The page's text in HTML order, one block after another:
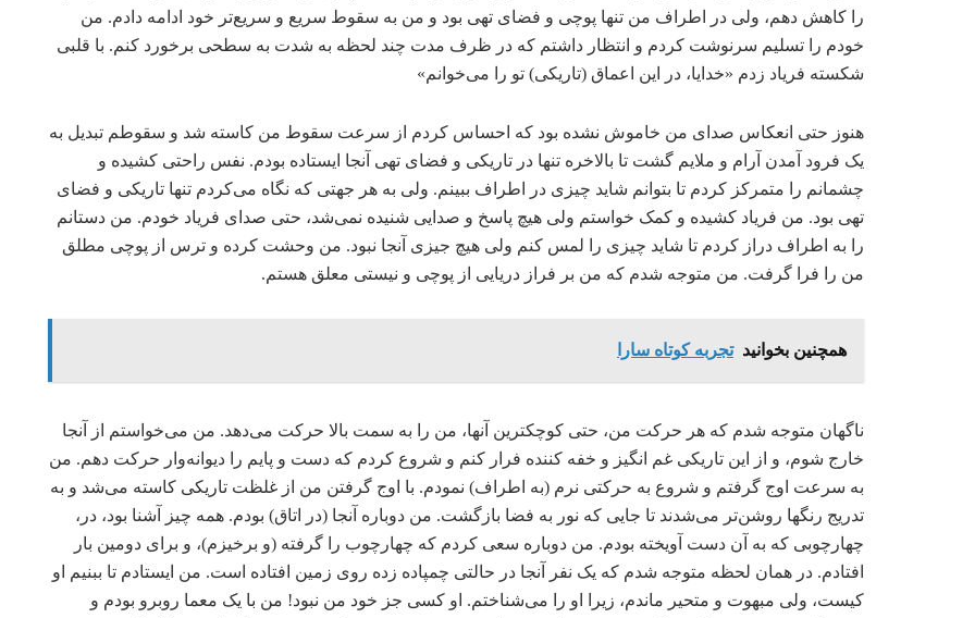
را کاهش دهم، ولی در اطراف من تنها پوچی و فضای تهی بود و من به سقوط سریع و سریع‌تر خود ادامه دادم. من
خودم را تسلیم سرنوشت کردم و انتظار داشتم که در ظرف مدت چند لحظه به شدت به سطحی برخورد کنم. با قلبی
شکسته فریاد زدم «خدایا، در این اعماق (تاریکی) تو را می‌خوانم»
هنوز حتی انعکاس صدای من خاموش نشده بود که احساس کردم از سرعت سقوط من کاسته شد و سقوطم تبدیل به
یک فرود آمدن آرام و ملایم گشت تا بالاخره تنها در تاریکی و فضای تهی آنجا ایستاده بودم. نفس راحتی کشیده و
چشمانم را متمرکز کردم تا بتوانم شاید چیزی در اطراف ببینم. ولی به هر جهتی که نگاه می‌کردم تنها تاریکی و فضای
تهی بود. من فریاد کشیده و کمک خواستم ولی هیچ پاسخ و صدایی شنیده نمی‌شد، حتی صدای فریاد خودم. من دستانم
را به اطراف دراز کردم تا شاید چیزی را لمس کنم ولی هیچ جیزی آنجا نبود. من وحشت کرده و ترس از پوچی مطلق
من را فرا گرفت. من متوجه شدم که من بر فراز دریایی از پوچی و نیستی معلق هستم.
همچنین بخوانید تجربه کوتاه سارا
ناگهان متوجه شدم که هر حرکت من، حتی کوچکترین آنها، من را به سمت بالا حرکت می‌دهد. من می‌خواستم از آنجا
خارج شوم، و از این تاریکی غم انگیز و خفه کننده فرار کنم و شروع کردم که دست و پایم را دیوانه‌وار حرکت دهم. من
به سرعت اوج گرفتم و شروع به حرکتی نرم (به اطراف) نمودم. با اوج گرفتن من از غلظت تاریکی کاسته می‌شد و به
تدریج رنگها روشن‌تر می‌شدند تا جایی که نور به فضا بازگشت. من دوباره آنجا (در اتاق) بودم. همه چیز آشنا بود، در،
چهارچوبی که به آن دست آویخته بودم. من دوباره سعی کردم که چهارچوب را گرفته (و برخیزم)، و برای دومین بار
افتادم. در همان لحظه متوجه شدم که یک نفر آنجا در حالتی چمپاده زده روی زمین افتاده است. من ایستادم تا ببنیم او
کیست، ولی مبهوت و متحیر ماندم، زیرا او را می‌شناختم. او کسی جز خود من نبود! من با یک معما روبرو بودم و